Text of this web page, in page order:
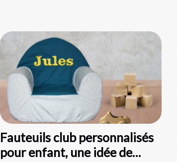
Fauteuils club personnalisés
pour enfant, une idée de